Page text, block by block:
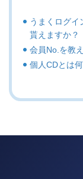
うまくログイ
貰えますか？
会員No.を教
個人CDとは